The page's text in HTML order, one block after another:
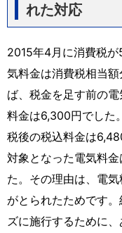
れた対応
2015年4月に消費税
気料金は消費税相当
ば、税金を足す前の
料金は6,300円でした
税後の税込料金は
対象となった電気料
た。その理由は、電
がとられたためです
ズに施行するために